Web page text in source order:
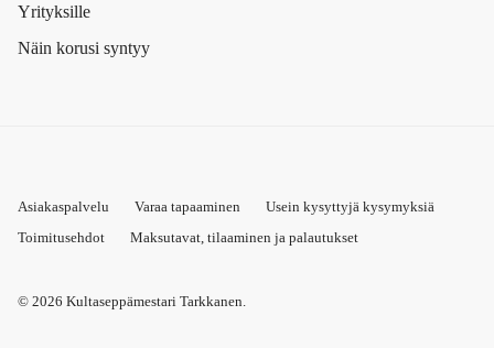
Yrityksille
Näin korusi syntyy
Asiakaspalvelu Varaa tapaaminen
Usein kysyttyjä kysymyksiä
Toimitusehdot
Maksutavat, tilaaminen ja palautukset
© 2026 Kultaseppämestari Tarkkanen.